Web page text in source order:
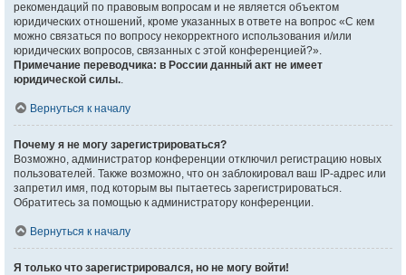
рекомендаций по правовым вопросам и не является объектом
юридических отношений, кроме указанных в ответе на вопрос «С кем
можно связаться по вопросу некорректного использования и/или
юридических вопросов, связанных с этой конференцией?».
Примечание переводчика: в России данный акт не имеет
юридической силы..
Вернуться к началу
Почему я не могу зарегистрироваться?
Возможно, администратор конференции отключил регистрацию новых
пользователей. Также возможно, что он заблокировал ваш IP-адрес или
запретил имя, под которым вы пытаетесь зарегистрироваться.
Обратитесь за помощью к администратору конференции.
Вернуться к началу
Я только что зарегистрировался, но не могу войти!